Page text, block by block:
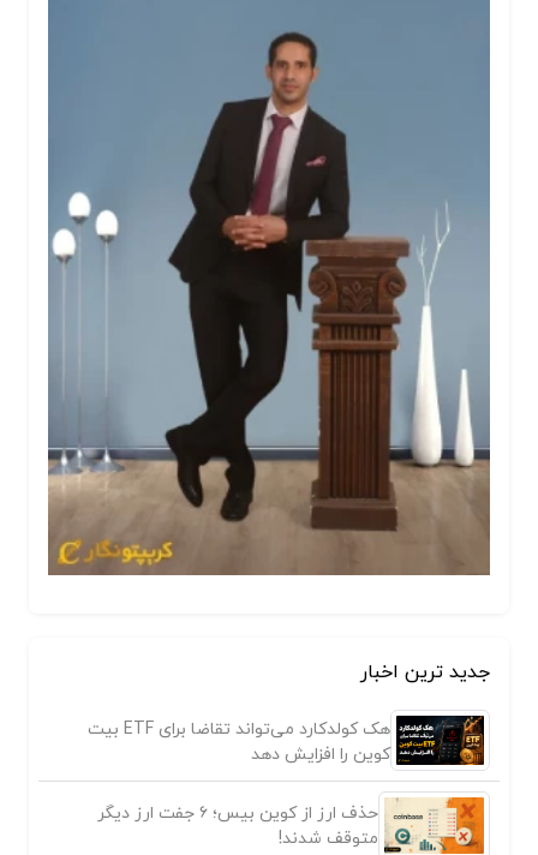
جدید ترین اخبار
هک کولدکارد می‌تواند تقاضا برای ETF بیت
کوین را افزایش دهد
حذف ارز از کوین بیس؛ ۶ جفت ارز دیگر
متوقف شدند!